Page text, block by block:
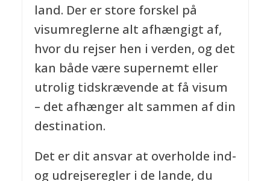
land. Der er store forskel på
visumreglerne alt afhængigt af,
hvor du rejser hen i verden, og det
kan både være supernemt eller
utrolig tidskrævende at få visum
– det afhænger alt sammen af din
destination.
Det er dit ansvar at overholde ind-
og udrejseregler i de lande, du